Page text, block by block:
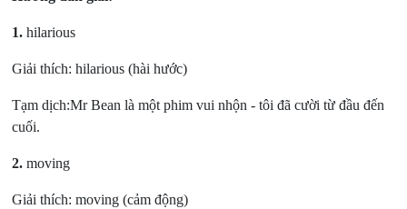
1. hilarious
Giải thích: hilarious (hài hước)
Tạm dịch:Mr Bean là một phim vui nhộn - tôi đã cười từ đầu đến
cuối.
2. moving
Giải thích: moving (cảm động)